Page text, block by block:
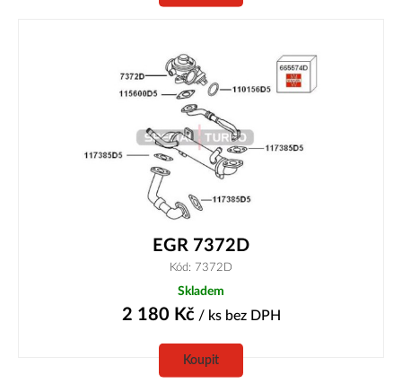
EGR 7372D
Kód: 7372D
Skladem
2 180 Kč/ ks bez DPH
Koupit